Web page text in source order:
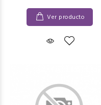
Ver producto